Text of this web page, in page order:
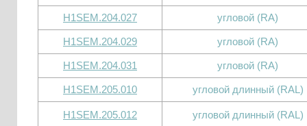
H1SEM.204.027 угловой (RA)
H1SEM.204.029 угловой (RA)
H1SEM.204.031 угловой (RA)
H1SEM.205.010 угловой длинный (RAL)
H1SEM.205.012 угловой длинный (RAL)